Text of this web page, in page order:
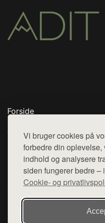
Vi bruger cookies på
forbedre din
indhold og analysere
siden fungerer bedre
Cookie- og
Forside
Top Rabatter
Blog
Kontakt
Denne side er en del af
hjemmesider med